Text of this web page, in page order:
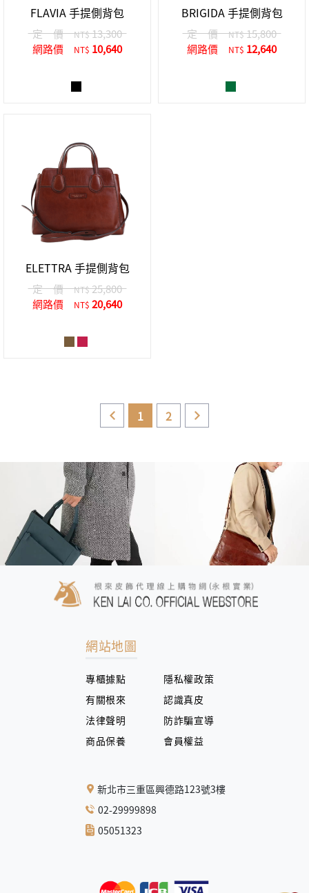
FLAVIA 手提側背包
定 價 NT$13,300
網路價
NT$ 10,640
BRIGIDA 手提側背包
定 價 NT$15,800
網路價
NT$ 12,640
ELETTRA 手提側背包
定 價 NT$25,800
網路價
NT$ 20,640
1 2
網站地圖
專櫃據點
隱私權政策
有關根來
認識真皮
法律聲明
防詐騙宣導
商品保養
會員權益
新北市三重區興德路123號3樓
02-29999898
05051323